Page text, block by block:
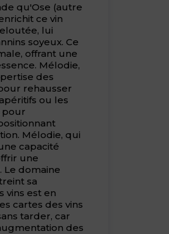
qu'Ose (autre
ce vin
lui
soyeux. Ce
offrant une
Mélodie,
des
rehausser
ou les
pour
Mélodie, qui
capacité
une
Le domaine
sa
vins est en
cartes des vins
tarder, car
des